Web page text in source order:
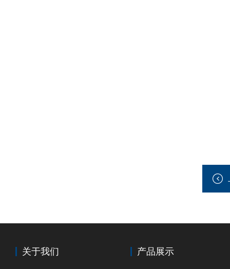
关于我们 产品展示